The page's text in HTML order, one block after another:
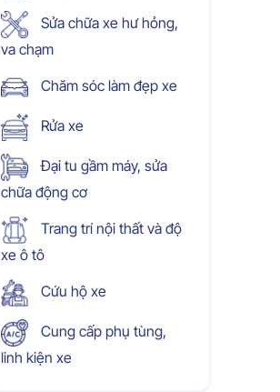
Sửa chữa xe hư hỏng,
va chạm
Chăm sóc làm đẹp xe
Rửa xe
Đại tu gầm máy, sửa
chữa động cơ
Trang trí nội thất và độ
xe ô tô
Cứu hộ xe
Cung cấp phụ tùng,
linh kiện xe